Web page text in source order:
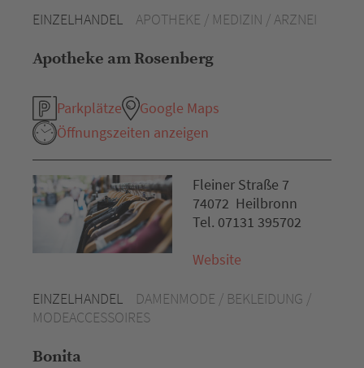
EINZELHANDEL APOTHEKE / MEDIZIN / ARZNEI
Apotheke am Rosenberg
Parkplätze
Google Maps
Öffnungszeiten anzeigen
EINZELHANDEL
DAMENMODE / BEKLEIDUNG /
MODEACCESSOIRES
Bonita
Fleiner Straße 7
74072 Heilbronn
Tel. 07131 395702
Website